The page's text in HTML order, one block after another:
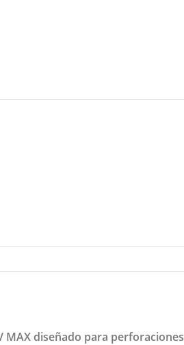
MAX diseñado para perforaciones